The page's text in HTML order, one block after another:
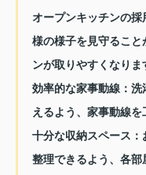
オープンキッチンの採
様の様子を見守ること
ンが取りやすくなりま
効率的な家事動線： 洗
えるよう、家事動線を
十分な収納スペース：
整理できるよう、各